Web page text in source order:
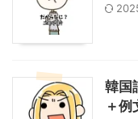
韓国
＋例